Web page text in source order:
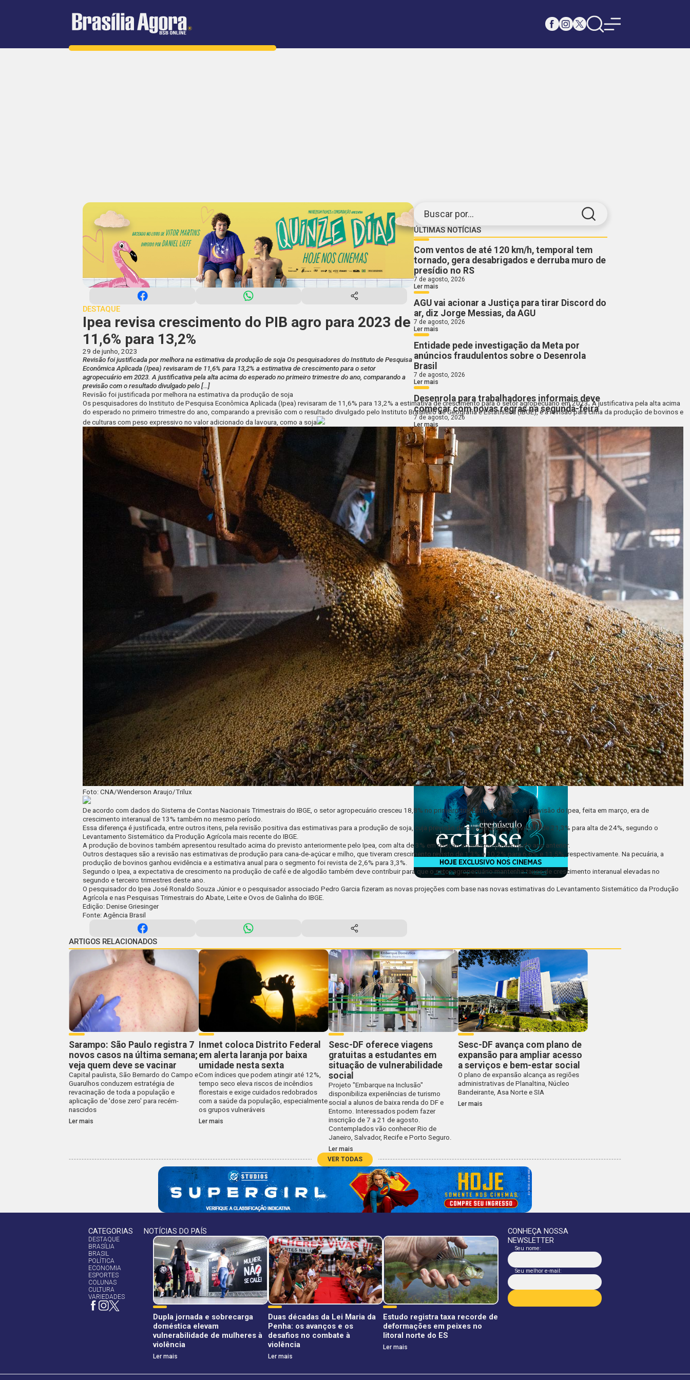
Buscar por...
ÚLTIMAS NOTÍCIAS
Com ventos de até 120 km/h, temporal tem
tornado, gera desabrigados e derruba muro de
presídio no RS
7 de agosto, 2026
Ler mais
AGU vai acionar a Justiça para tirar Discord do
ar, diz Jorge Messias, da AGU
7 de agosto, 2026
Ler mais
Entidade pede investigação da Meta por
anúncios fraudulentos sobre o Desenrola
Brasil
7 de agosto, 2026
Ler mais
Desenrola para trabalhadores informais deve
começar com novas regras na segunda-feira
7 de agosto, 2026
Ler mais
DESTAQUE
Ipea revisa crescimento do PIB agro para 2023 de
11,6% para 13,2%
29 de junho, 2023
Revisão foi justificada por melhora na estimativa da produção de soja Os pesquisadores do Instituto de Pesquisa
Econômica Aplicada (Ipea) revisaram de 11,6% para 13,2% a estimativa de crescimento para o setor
agropecuário em 2023. A justificativa pela alta acima do esperado no primeiro trimestre do ano, comparando a
previsão com o resultado divulgado pelo […]
Revisão foi justificada por melhora na estimativa da produção de soja
Os pesquisadores do Instituto de Pesquisa Econômica Aplicada (Ipea) revisaram de 11,6% para 13,2% a estimativa de crescimento para o setor agropecuário em 2023. A justificativa pela alta acima
do esperado no primeiro trimestre do ano, comparando a previsão com o resultado divulgado pelo Instituto Brasileiro de Geografia e Estatística (IBGE), é a revisão para cima da produção de bovinos e
de culturas com peso expressivo no valor adicionado da lavoura, como a soja
Foto: CNA/Wenderson Araujo/Trilux
De acordo com dados do Sistema de Contas Nacionais Trimestrais do IBGE, o setor agropecuário cresceu 18,8% no primeiro trimestre deste ano. A previsão do Ipea, feita em março, era de
crescimento interanual de 13% também no mesmo período.
Essa diferença é justificada, entre outros itens, pela revisão positiva das estimativas para a produção de soja, cuja previsão de crescimento foi revisada de 21,3% para alta de 24%, segundo o
Levantamento Sistemático da Produção Agrícola mais recente do IBGE.
A produção de bovinos também apresentou resultado acima do previsto anteriormente pelo Ipea, com alta de 3% em relação ao mesmo trimestre do ano anterior.
Outros destaques são a revisão nas estimativas de produção para cana-de-açúcar e milho, que tiveram crescimento revisto de 1,3% e 10,2% para 6,6% e 11,5%, respectivamente. Na pecuária, a
produção de bovinos ganhou evidência e a estimativa anual para o segmento foi revista de 2,6% para 3,3%.
Segundo o Ipea, a expectativa de crescimento na produção de café e de algodão também deve contribuir para que o setor agropecuário mantenha taxas de crescimento interanual elevadas no
segundo e terceiro trimestres deste ano.
O pesquisador do Ipea José Ronaldo Souza Júnior e o pesquisador associado Pedro Garcia fizeram as novas projeções com base nas novas estimativas do Levantamento Sistemático da Produção
Agrícola e nas Pesquisas Trimestrais do Abate, Leite e Ovos de Galinha do IBGE.
Edição: Denise Griesinger
Fonte: Agência Brasil
ARTIGOS RELACIONADOS
Sarampo: São Paulo registra 7
novos casos na última semana;
veja quem deve se vacinar
Capital paulista, São Bernardo do Campo e
Guarulhos conduzem estratégia de
revacinação de toda a população e
aplicação de 'dose zero' para recém-
nascidos
Ler mais
Inmet coloca Distrito Federal
em alerta laranja por baixa
umidade nesta sexta
Com índices que podem atingir até 12%,
tempo seco eleva riscos de incêndios
florestais e exige cuidados redobrados
com a saúde da população, especialmente
os grupos vulneráveis
Ler mais
Sesc-DF oferece viagens
gratuitas a estudantes em
situação de vulnerabilidade
social
Projeto "Embarque na Inclusão"
disponibiliza experiências de turismo
social a alunos de baixa renda do DF e
Entorno. Interessados podem fazer
inscrição de 7 a 21 de agosto.
Contemplados vão conhecer Rio de
Janeiro, Salvador, Recife e Porto Seguro.
Ler mais
Sesc-DF avança com plano de
expansão para ampliar acesso
a serviços e bem-estar social
O plano de expansão alcança as regiões
administrativas de Planaltina, Núcleo
Bandeirante, Asa Norte e SIA
Ler mais
VER TODAS
CATEGORIAS
DESTAQUE
BRASÍLIA
BRASIL
POLÍTICA
ECONOMIA
ESPORTES
COLUNAS
CULTURA
VARIEDADES
NOTÍCIAS DO PAÍS
Dupla jornada e sobrecarga
doméstica elevam
vulnerabilidade de mulheres à
violência
Ler mais
Duas décadas da Lei Maria da
Penha: os avanços e os
desafios no combate à
violência
Ler mais
Estudo registra taxa recorde de
deformações em peixes no
litoral norte do ES
Ler mais
CONHEÇA NOSSA
NEWSLETTER
Seu nome:
Seu melhor e-mail: